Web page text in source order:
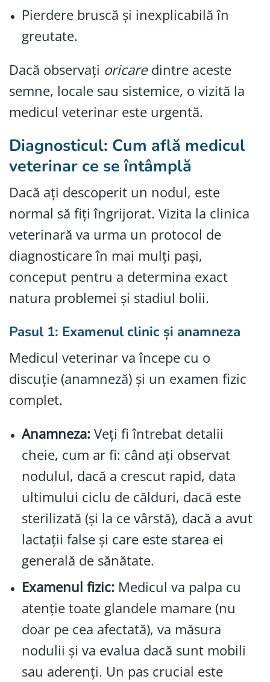
Pierdere bruscă și inexplicabilă în
greutate.
Dacă observați oricaredintre aceste
semne, locale sau sistemice, o vizită la
medicul veterinar este urgentă.
Diagnosticul: Cum află medicul
veterinar ce se întâmplă
Dacă ați descoperit un nodul, este
normal să fiți îngrijorat. Vizita la clinica
veterinară va urma un protocol de
diagnosticare în mai mulți pași,
conceput pentru a determina exact
natura problemei și stadiul bolii.
Pasul 1: Examenul clinic și anamneza
Medicul veterinar va începe cu o
discuție (anamneză) și un examen fizic
complet.
Anamneza: Veți fi întrebat detalii
cheie, cum ar fi: când ați observat
nodulul, dacă a crescut rapid, data
ultimului ciclu de călduri, dacă este
sterilizată (și la ce vârstă), dacă a avut
lactații false și care este starea ei
generală de sănătate.
Examenul fizic: Medicul va palpa cu
atenție toate glandele mamare (nu
doar pe cea afectată), va măsura
nodulii și va evalua dacă sunt mobili
sau aderenți. Un pas crucial este